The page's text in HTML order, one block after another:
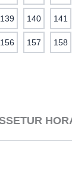
139 140 141
156 157 158